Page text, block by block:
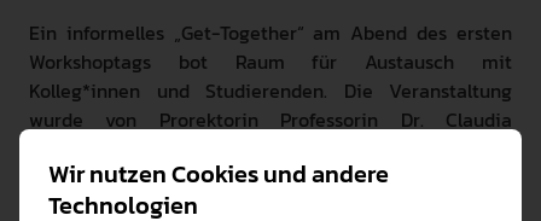
Ein informelles „Get-Together“ am Abend des ersten
Workshoptags bot Raum für Austausch mit
Kolleg*innen und Studierenden. Die Veranstaltung
wurde von Prorektorin Professorin Dr. Claudia
zur persönlichen Vernetzung bei. Ein musikalisches
Highlight war das Semesterabschlusskonzert am „Tag
Wir nutzen Cookies und andere
Technologien